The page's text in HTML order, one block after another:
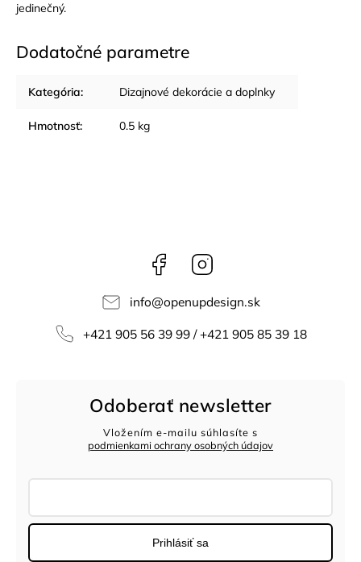
jedinečný.
Dodatočné parametre
Kategória: Dizajnové dekorácie a doplnky
Hmotnosť: 0.5 kg
Facebook
info@openupdesign.sk
+421 905 56 39 99 / +421 905 85 39 18
Odoberať newsletter
Vložením e-mailu súhlasíte s
podmienkami ochrany osobných údajov
Prihlásiť sa